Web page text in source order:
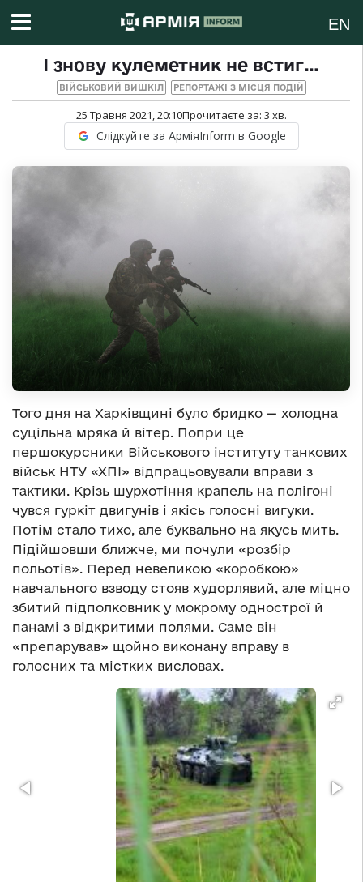
EN
І знову кулеметник не встиг…
ВІЙСЬКОВИЙ ВИШКІЛ РЕПОРТАЖІ З МІСЦЯ ПОДІЙ
25 Травня 2021, 20:10Прочитаєте за: 3 хв.
Слідкуйте за АрміяInform в Google
Того дня на Харківщині було бридко — холодна
суцільна мряка й вітер. Попри це
першокурсники Військового інституту танкових
військ НТУ «ХПІ» відпрацьовували вправи з
тактики. Крізь шурхотіння крапель на полігоні
чувся гуркіт двигунів і якісь голосні вигуки.
Потім стало тихо, але буквально на якусь мить.
Підійшовши ближче, ми почули «розбір
польотів». Перед невеликою «коробкою»
навчального взводу стояв худорлявий, але міцно
збитий підполковник у мокрому однострої й
панамі з відкритими полями. Саме він
«препарував» щойно виконану вправу в
голосних та містких висловах.